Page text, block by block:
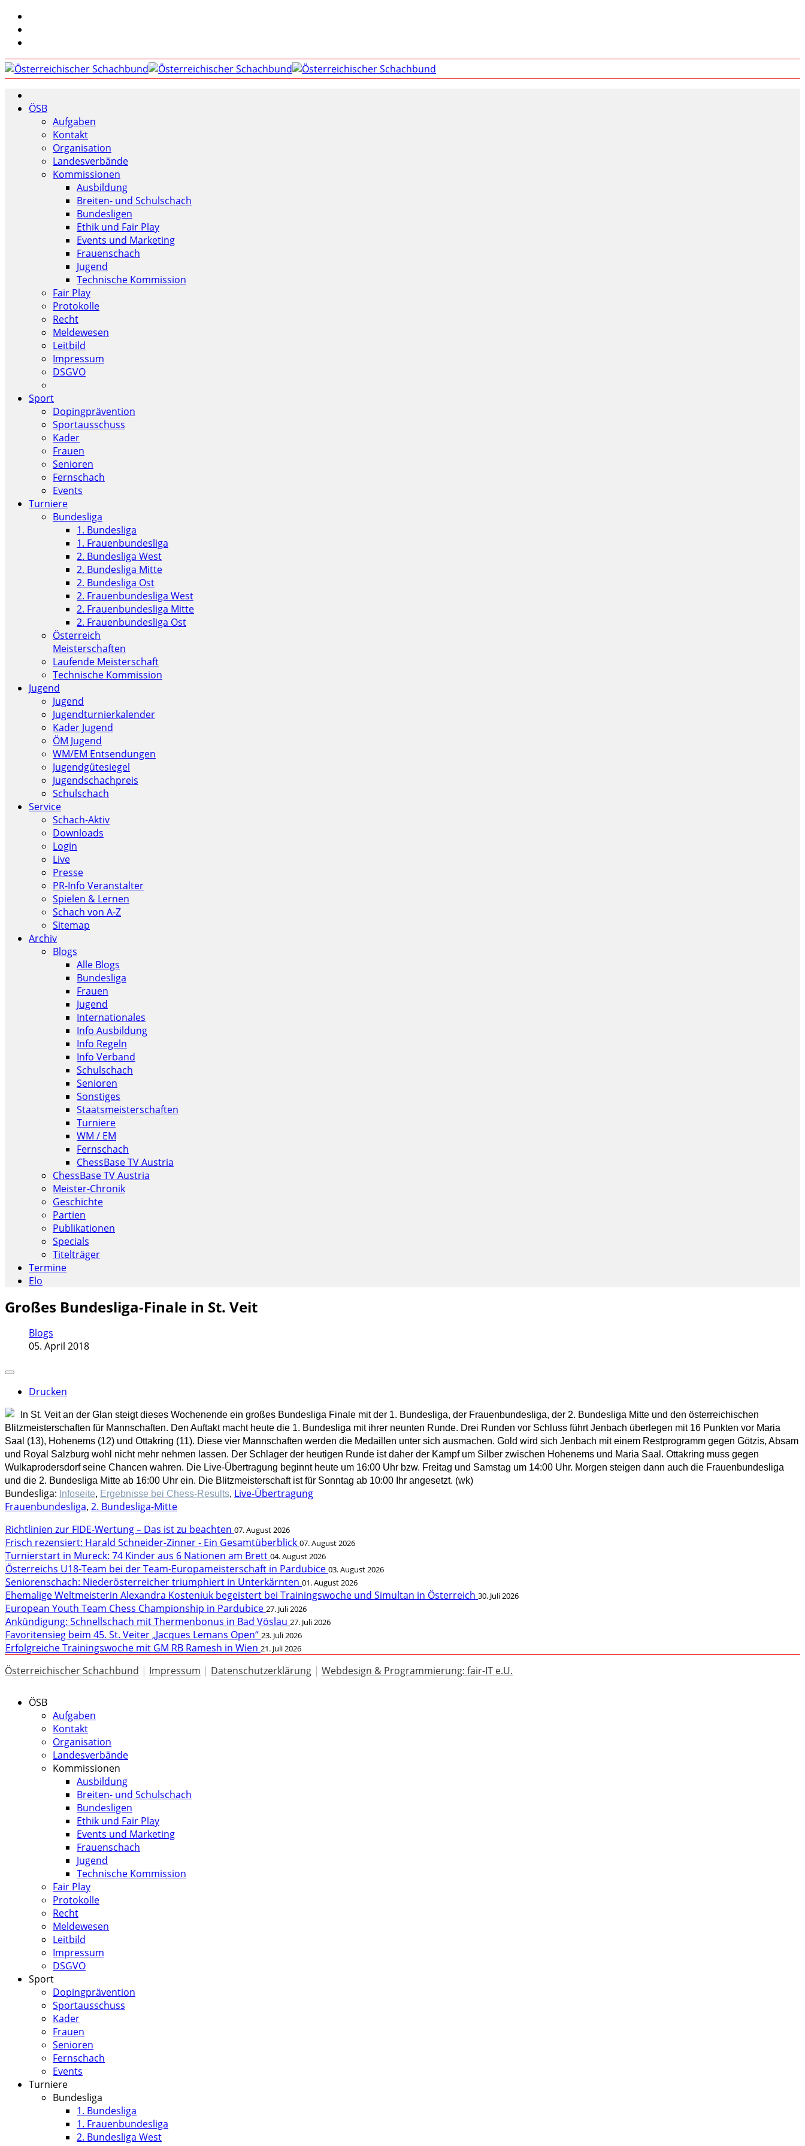
ÖSB
Aufgaben
Kontakt
Organisation
Landesverbände
Kommissionen
Ausbildung
Breiten- und Schulschach
Bundesligen
Ethik und Fair Play
Events und Marketing
Frauenschach
Jugend
Technische Kommission
Fair Play
Protokolle
Recht
Meldewesen
Leitbild
Impressum
DSGVO
Sport
Dopingprävention
Sportausschuss
Kader
Frauen
Senioren
Fernschach
Events
Turniere
Bundesliga
1. Bundesliga
1. Frauenbundesliga
2. Bundesliga West
2. Bundesliga Mitte
2. Bundesliga Ost
2. Frauenbundesliga West
2. Frauenbundesliga Mitte
2. Frauenbundesliga Ost
Österreich
Meisterschaften
Laufende Meisterschaft
Technische Kommission
Jugend
Jugend
Jugendturnierkalender
Kader Jugend
ÖM Jugend
WM/EM Entsendungen
Jugendgütesiegel
Jugendschachpreis
Schulschach
Service
Schach-Aktiv
Downloads
Login
Live
Presse
PR-Info Veranstalter
Spielen & Lernen
Schach von A-Z
Sitemap
Archiv
Blogs
Alle Blogs
Bundesliga
Frauen
Jugend
Internationales
Info Ausbildung
Info Regeln
Info Verband
Schulschach
Senioren
Sonstiges
Staatsmeisterschaften
Turniere
WM / EM
Fernschach
ChessBase TV Austria
ChessBase TV Austria
Meister-Chronik
Geschichte
Partien
Publikationen
Specials
Titelträger
Termine
Elo
Großes Bundesliga-Finale in St. Veit
Blogs
05. April 2018
Drucken
In St. Veit an der Glan steigt dieses Wochenende ein großes Bundesliga Finale mit der 1. Bundesliga, der Frauenbundesliga, der 2. Bundesliga Mitte und den österreichischen
Blitzmeisterschaften für Mannschaften. Den Auftakt macht heute die 1. Bundesliga mit ihrer neunten Runde. Drei Runden vor Schluss führt Jenbach überlegen mit 16 Punkten vor Maria
Saal (13), Hohenems (12) und Ottakring (11). Diese vier Mannschaften werden die Medaillen unter sich ausmachen. Gold wird sich Jenbach mit einem Restprogramm gegen Götzis, Absam
und Royal Salzburg wohl nicht mehr nehmen lassen. Der Schlager der heutigen Runde ist daher der Kampf um Silber zwischen Hohenems und Maria Saal. Ottakring muss gegen
Wulkaprodersdorf seine Chancen wahren. Die Live-Übertragung beginnt heute um 16:00 Uhr bzw. Freitag und Samstag um 14:00 Uhr. Morgen steigen dann auch die Frauenbundesliga
und die 2. Bundesliga Mitte ab 16:00 Uhr ein. Die Blitzmeisterschaft ist für Sonntag ab 10:00 Ihr angesetzt. (wk)
Bundesliga: Infoseite, Ergebnisse bei Chess-Results, Live-Übertragung
Frauenbundesliga, 2. Bundesliga-Mitte
Richtlinien zur FIDE-Wertung – Das ist zu beachten 07. August 2026
Frisch rezensiert: Harald Schneider-Zinner - Ein Gesamtüberblick 07. August 2026
Turnierstart in Mureck: 74 Kinder aus 6 Nationen am Brett 04. August 2026
Österreichs U18-Team bei der Team-Europameisterschaft in Pardubice 03. August 2026
Seniorenschach: Niederösterreicher triumphiert in Unterkärnten 01. August 2026
Ehemalige Weltmeisterin Alexandra Kosteniuk begeistert bei Trainingswoche und Simultan in Österreich 30. Juli 2026
European Youth Team Chess Championship in Pardubice 27. Juli 2026
Ankündigung: Schnellschach mit Thermenbonus in Bad Vöslau 27. Juli 2026
Favoritensieg beim 45. St. Veiter „Jacques Lemans Open“ 23. Juli 2026
Erfolgreiche Trainingswoche mit GM RB Ramesh in Wien 21. Juli 2026
Österreichischer Schachbund | Impressum | Datenschutzerklärung | Webdesign & Programmierung: fair-IT e.U.
ÖSB
Aufgaben
Kontakt
Organisation
Landesverbände
Kommissionen
Ausbildung
Breiten- und Schulschach
Bundesligen
Ethik und Fair Play
Events und Marketing
Frauenschach
Jugend
Technische Kommission
Fair Play
Protokolle
Recht
Meldewesen
Leitbild
Impressum
DSGVO
Sport
Dopingprävention
Sportausschuss
Kader
Frauen
Senioren
Fernschach
Events
Turniere
Bundesliga
1. Bundesliga
1. Frauenbundesliga
2. Bundesliga West